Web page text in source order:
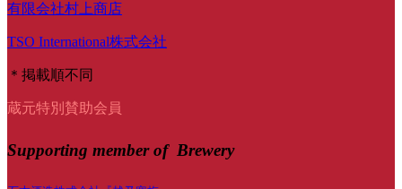
有限会社村上商店
TSO International株式会社
＊掲載順不同
蔵元特別賛助会員
Supporting member of Brewery